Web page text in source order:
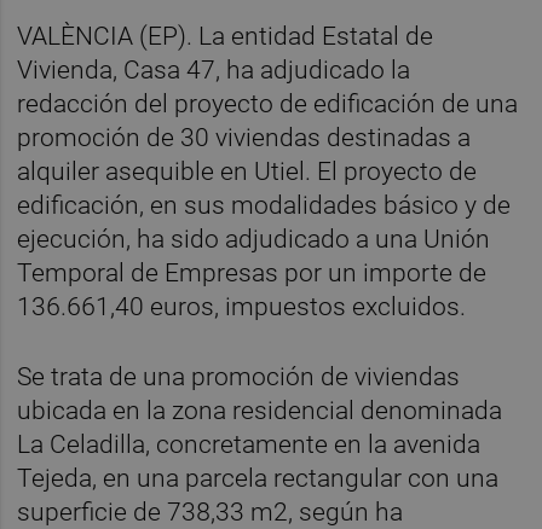
VALÈNCIA (EP). La entidad Estatal de
Vivienda, Casa 47, ha adjudicado la
redacción del proyecto de edificación de una
promoción de 30 viviendas destinadas a
alquiler asequible en Utiel. El proyecto de
edificación, en sus modalidades básico y de
ejecución, ha sido adjudicado a una Unión
Temporal de Empresas por un importe de
136.661,40 euros, impuestos excluidos.
Se trata de una promoción de viviendas
ubicada en la zona residencial denominada
La Celadilla, concretamente en la avenida
Tejeda, en una parcela rectangular con una
superficie de 738,33 m2, según ha